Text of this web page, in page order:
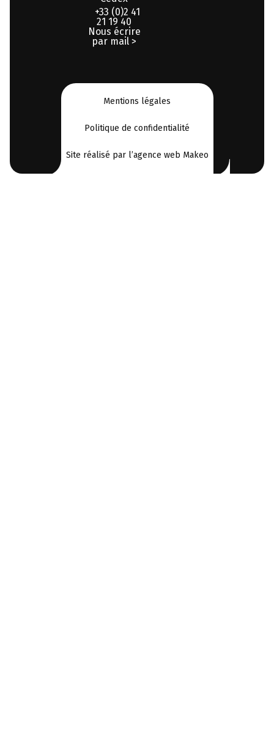
+33 (0)2 41
21 19 40
Nous écrire
par mail >
Mentions légales
Politique de confidentialité
Site réalisé par l’agence web Makeo